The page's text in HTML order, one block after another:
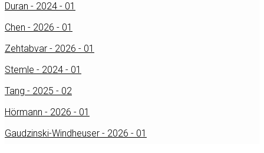
Duran - 2024 - 01
Chen - 2026 - 01
Zehtabvar - 2026 - 01
Stemle - 2024 - 01
Tang - 2025 - 02
Hörmann - 2026 - 01
Gaudzinski-Windheuser - 2026 - 01